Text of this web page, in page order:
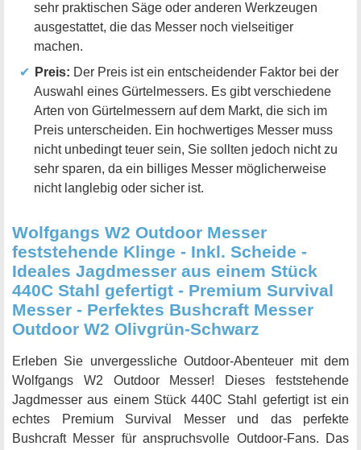
sehr praktischen Säge oder anderen Werkzeugen
ausgestattet, die das Messer noch vielseitiger
machen.
Preis: Der Preis ist ein entscheidender Faktor bei der
Auswahl eines Gürtelmessers. Es gibt verschiedene
Arten von Gürtelmessern auf dem Markt, die sich im
Preis unterscheiden. Ein hochwertiges Messer muss
nicht unbedingt teuer sein, Sie sollten jedoch nicht zu
sehr sparen, da ein billiges Messer möglicherweise
nicht langlebig oder sicher ist.
Wolfgangs W2 Outdoor Messer
feststehende Klinge - Inkl. Scheide -
Ideales Jagdmesser aus einem Stück
440C Stahl gefertigt - Premium Survival
Messer - Perfektes Bushcraft Messer
Outdoor W2 Olivgrün-Schwarz
Erleben Sie unvergessliche Outdoor-Abenteuer mit dem
Wolfgangs W2 Outdoor Messer! Dieses feststehende
Jagdmesser aus einem Stück 440C Stahl gefertigt ist ein
echtes Premium Survival Messer und das perfekte
Bushcraft Messer für anspruchsvolle Outdoor-Fans. Das